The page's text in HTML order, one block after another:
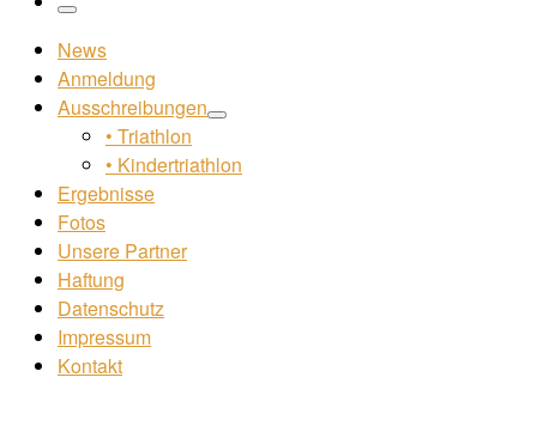
Menü
News
Anmeldung
Ausschreibungen
• Triathlon
• Kindertriathlon
Ergebnisse
Fotos
Unsere Partner
Haftung
Datenschutz
Impressum
Kontakt